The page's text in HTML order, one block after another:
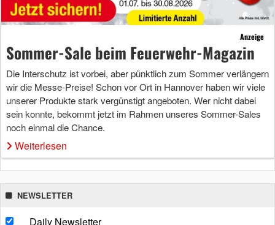
Anzeige
Sommer-Sale beim Feuerwehr-Magazin
Die Interschutz ist vorbei, aber pünktlich zum Sommer verlängern
wir die Messe-Preise! Schon vor Ort in Hannover haben wir viele
unserer Produkte stark vergünstigt angeboten. Wer nicht dabei
sein konnte, bekommt jetzt im Rahmen unseres Sommer-Sales
noch einmal die Chance.
Weiterlesen
NEWSLETTER
Daily Newsletter